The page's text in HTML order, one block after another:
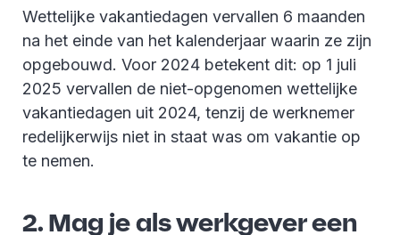
Wettelijke vakantiedagen vervallen 6 maanden
na het einde van het kalenderjaar waarin ze zijn
opgebouwd. Voor 2024 betekent dit: op 1 juli
2025 vervallen de niet-opgenomen wettelijke
vakantiedagen uit 2024, tenzij de werknemer
redelijkerwijs niet in staat was om vakantie op
te nemen.
2. Mag je als werkgever een